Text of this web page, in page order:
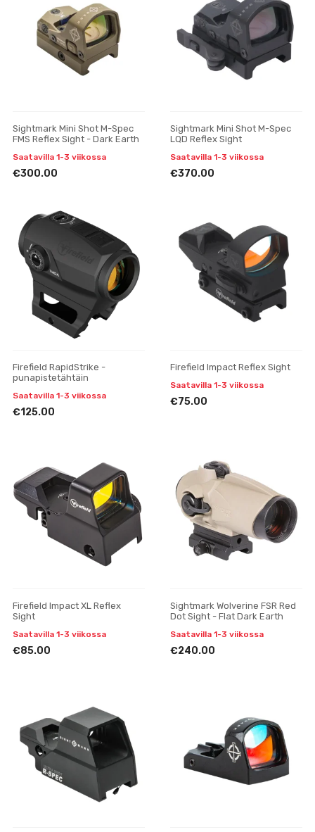
Sightmark Mini Shot M-Spec
FMS Reflex Sight - Dark Earth
Saatavilla 1-3 viikossa
€300.00
Sightmark Mini Shot M-Spec
LQD Reflex Sight
Saatavilla 1-3 viikossa
€370.00
Firefield RapidStrike -
punapistetähtäin
Saatavilla 1-3 viikossa
€125.00
Firefield Impact Reflex Sight
Saatavilla 1-3 viikossa
€75.00
Firefield Impact XL Reflex
Sight
Saatavilla 1-3 viikossa
€85.00
Sightmark Wolverine FSR Red
Dot Sight - Flat Dark Earth
Saatavilla 1-3 viikossa
€240.00